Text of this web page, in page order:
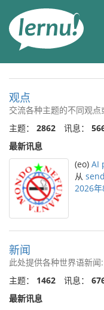
观点
交流各种主题的不同观点
主题： 2862 讯息：
最新讯息
(eo) AI
从
2026年
新闻
此处提供各种世界语新闻
主题： 1462 讯息：
最新讯息